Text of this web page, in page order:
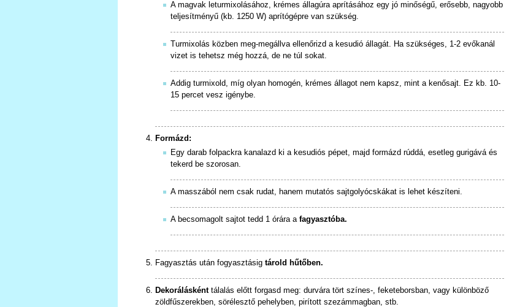
A magvak leturmixolásához, krémes állagúra aprításához egy jó minőségű, erősebb, nagyobb
teljesítményű (kb. 1250 W) aprítógépre van szükség.
Turmixolás közben meg-megállva ellenőrizd a kesudió állagát. Ha szükséges, 1-2 evőkanál
vizet is tehetsz még hozzá, de ne túl sokat.
Addig turmixold, míg olyan homogén, krémes állagot nem kapsz, mint a kenősajt. Ez kb. 10-
15 percet vesz igénybe.
Formázd:
Egy darab folpackra kanalazd ki a kesudiós pépet, majd formázd rúddá, esetleg gurigává és
tekerd be szorosan.
A masszából nem csak rudat, hanem mutatós sajtgolyócskákat is lehet készíteni.
A becsomagolt sajtot tedd 1 órára a fagyasztóba.
Fagyasztás után fogyasztásig tárold hűtőben.
Dekoráláskénttálalás előtt forgasd meg: durvára tört színes-, feketeborsban, vagy különböző
zöldfűszerekben, sörélesztő pehelyben, pirított szezámmagban, stb.